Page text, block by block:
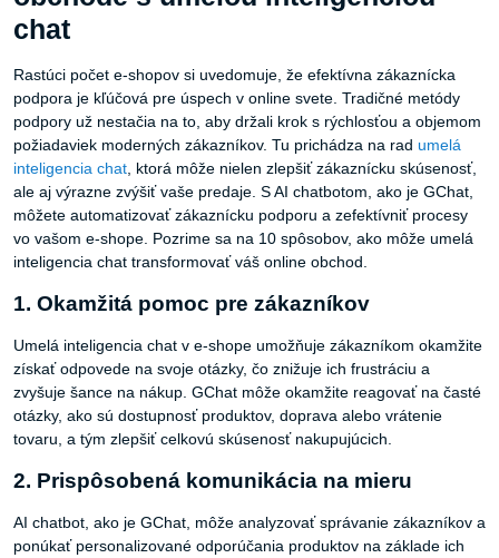
chat
Rastúci počet e-shopov si uvedomuje, že efektívna zákaznícka
podpora je kľúčová pre úspech v online svete. Tradičné metódy
podpory už nestačia na to, aby držali krok s rýchlosťou a objemom
požiadaviek moderných zákazníkov. Tu prichádza na rad umelá
inteligencia chat , ktorá môže nielen zlepšiť zákaznícku skúsenosť,
ale aj výrazne zvýšiť vaše predaje. S AI chatbotom, ako je GChat,
môžete automatizovať zákaznícku podporu a zefektívniť procesy
vo vašom e-shope. Pozrime sa na 10 spôsobov, ako môže umelá
inteligencia chat transformovať váš online obchod.
1. Okamžitá pomoc pre zákazníkov
Umelá inteligencia chat v e-shope umožňuje zákazníkom okamžite
získať odpovede na svoje otázky, čo znižuje ich frustráciu a
zvyšuje šance na nákup. GChat môže okamžite reagovať na časté
otázky, ako sú dostupnosť produktov, doprava alebo vrátenie
tovaru, a tým zlepšiť celkovú skúsenosť nakupujúcich.
2. Prispôsobená komunikácia na mieru
AI chatbot, ako je GChat, môže analyzovať správanie zákazníkov a
ponúkať personalizované odporúčania produktov na základe ich